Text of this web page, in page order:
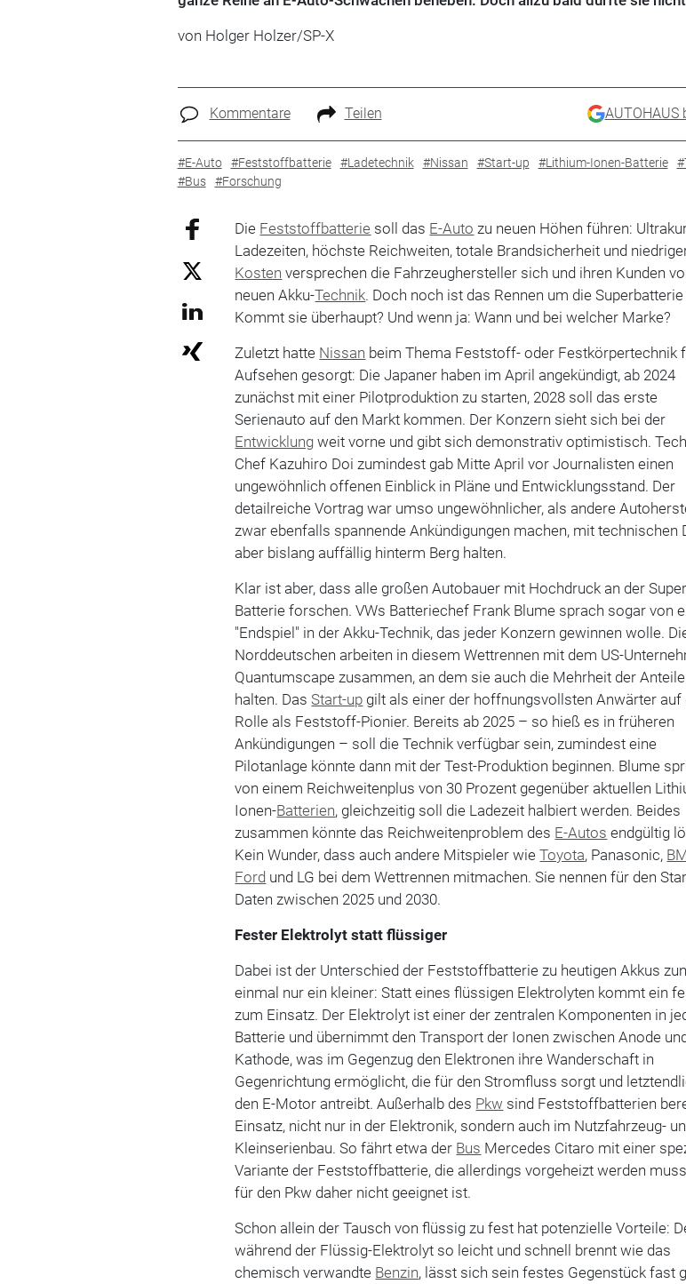
von Holger Holzer/SP-X
Kommentare Teilen AUTOHAUS
#E-Auto #Feststoffbatterie #Ladetechnik #Nissan #Start-up #Lithium-Ionen-Batterie
#Bus
#Forschung
Die Feststoffbatterie soll das E-Auto zu neuen Höhen führen:
Ladezeiten, höchste Reichweiten, totale Brandsicherheit und
Kosten versprechen die Fahrzeughersteller sich und ihren Kunden
neuen Akku-Technik. Doch noch ist das Rennen um die
Kommt sie überhaupt? Und wenn ja: Wann und bei welcher Marke?
Zuletzt hatte Nissan beim Thema Feststoff- oder Festkörpertechnik
Aufsehen gesorgt: Die Japaner haben im April angekündigt, ab 2024
zunächst mit einer Pilotproduktion zu starten, 2028 soll das erste
Serienauto auf den Markt kommen. Der Konzern sieht sich bei der
Entwicklung weit vorne und gibt sich demonstrativ optimistisch.
Chef Kazuhiro Doi zumindest gab Mitte April vor Journalisten einen
ungewöhnlich offenen Einblick in Pläne und Entwicklungsstand. Der
detailreiche Vortrag war umso ungewöhnlicher, als andere
zwar ebenfalls spannende Ankündigungen machen, mit technischen
aber bislang auffällig hinterm Berg halten.
Klar ist aber, dass alle großen Autobauer mit Hochdruck an der
Batterie forschen. VWs Batteriechef Frank Blume sprach sogar von
"Endspiel" in der Akku-Technik, das jeder Konzern gewinnen wolle.
Norddeutschen arbeiten in diesem Wettrennen mit dem US-
Quantumscape zusammen, an dem sie auch die Mehrheit der Anteile
halten. Das Start-up gilt als einer der hoffnungsvollsten Anwärter auf
Rolle als Feststoff-Pionier. Bereits ab 2025 – so hieß es in früheren
Ankündigungen – soll die Technik verfügbar sein, zumindest eine
Pilotanlage könnte dann mit der Test-Produktion beginnen. Blume
von einem Reichweitenplus von 30 Prozent gegenüber aktuellen
Ionen-Batterien, gleichzeitig soll die Ladezeit halbiert werden. Beides
zusammen könnte das Reichweitenproblem des E-Autos endgültig
Kein Wunder, dass auch andere Mitspieler wieToyota, Panasonic,
Ford und LG bei dem Wettrennen mitmachen. Sie nennen für den
Daten zwischen 2025 und 2030.
Fester Elektrolyt statt flüssiger
Dabei ist der Unterschied der Feststoffbatterie zu heutigen Akkus
einmal nur ein kleiner: Statt eines flüssigen Elektrolyten kommt ein
zum Einsatz. Der Elektrolyt ist einer der zentralen Komponenten in
Batterie und übernimmt den Transport der Ionen zwischen Anode
Kathode, was im Gegenzug den Elektronen ihre Wanderschaft in
Gegenrichtung ermöglicht, die für den Stromfluss sorgt und
den E-Motor antreibt. Außerhalb des Pkw sind Feststoffbatterien
Einsatz, nicht nur in der Elektronik, sondern auch im Nutzfahrzeug-
Kleinserienbau. So fährt etwa der Bus Mercedes Citaro mit einer
Variante der Feststoffbatterie, die allerdings vorgeheizt werden
für den Pkw daher nicht geeignet ist.
Schon allein der Tausch von flüssig zu fest hat potenzielle Vorteile:
während der Flüssig-Elektrolyt so leicht und schnell brennt wie das
chemisch verwandte Benzin, lässt sich sein festes Gegenstück fast